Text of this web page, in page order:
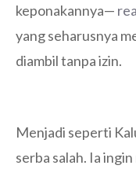
keponakannya—
yang seharusnya
diambil tanpa izin.
Menjadi seperti
serba salah. Ia